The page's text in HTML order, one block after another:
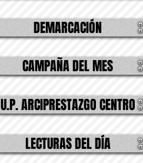
CAMPAÑA DEL MES
U.P. ARCIPRESTAZGO CENTRO
DEMARCACIÓN
LECTURAS DEL DÍA